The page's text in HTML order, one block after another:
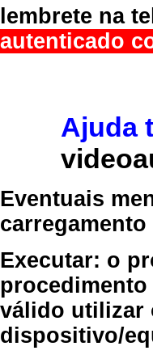
lembrete na
autenticado
Ajuda
Eventuais
Executar: o
válido utilizar
dispositivo/